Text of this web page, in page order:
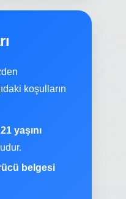
koşulların
21 yaşını
belgesi